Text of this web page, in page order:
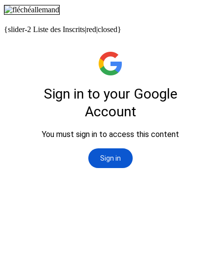
{slider-2 Liste des Inscrits|red|closed}